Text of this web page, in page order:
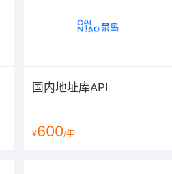
国内地址库API
¥600/年